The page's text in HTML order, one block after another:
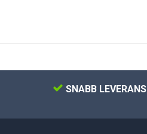
SNABB LEVERANS